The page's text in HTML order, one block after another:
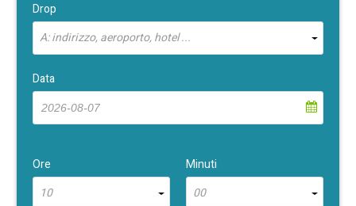
Drop
A: indirizzo, aeroporto, hotel ...
Data
Ore
10
Minuti
00